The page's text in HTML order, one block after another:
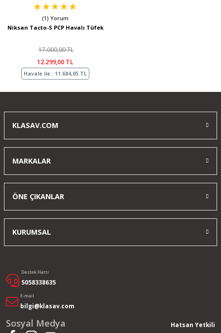
(1) Yorum
Niksan Tacto-S PCP Havalı Tüfek
17.000,00 TL
12.299,00 TL
Havale ile : 11.684,05 TL
KLASAV.COM
MARKALAR
ÖNE ÇIKANLAR
KURUMSAL
Destek Hattı
5058338635
E-mail
bilgi@klasav.com
Sosyal Medya
Hatsan Yetkili